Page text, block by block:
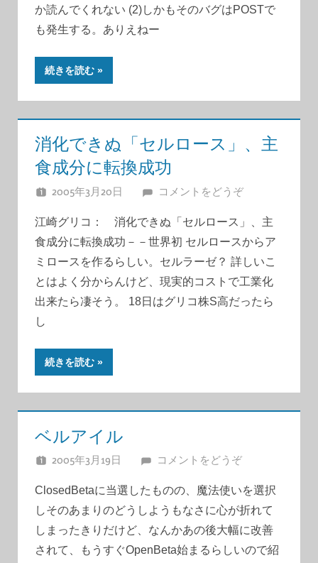
か読んでくれない (2)しかもそのバグはPOSTで
も発生する。ありえねー
続きを読む
消化できぬ「セルロース」、主
食成分に転換成功
2005年3月20日 JUNA
コメントをどうぞ
江崎グリコ： 消化できぬ「セルロース」、主
食成分に転換成功－－世界初 セルロースからア
ミロースを作るらしい。セルラーゼ？ 詳しいこ
とはよく分からんけど、現実的コストで工業化
出来たら凄そう。 18日はグリコ株S高だったら
し
続きを読む
ベルアイル
2005年3月19日 JUNA
コメントをどうぞ
ClosedBetaに当選したものの、魔法使いを選択
しそのあまりのどうしようもなさに心が折れて
しまったきりだけど、なんかあの後大幅に改善
されて、もうすぐOpenBeta始まるらしいので紹